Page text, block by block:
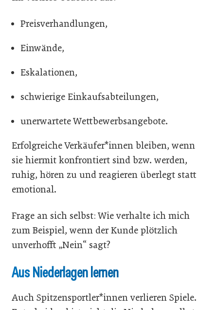
Preisverhandlungen,
Einwände,
Eskalationen,
schwierige Einkaufsabteilungen,
unerwartete Wettbewerbsangebote.
Erfolgreiche Verkäufer*innen bleiben, wenn
sie hiermit konfrontiert sind bzw. werden,
ruhig, hören zu und reagieren überlegt statt
emotional.
Frage an sich selbst: Wie verhalte ich mich
zum Beispiel, wenn der Kunde plötzlich
unverhofft „Nein“ sagt?
Aus Niederlagen lernen
Auch Spitzensportler*innen verlieren Spiele.